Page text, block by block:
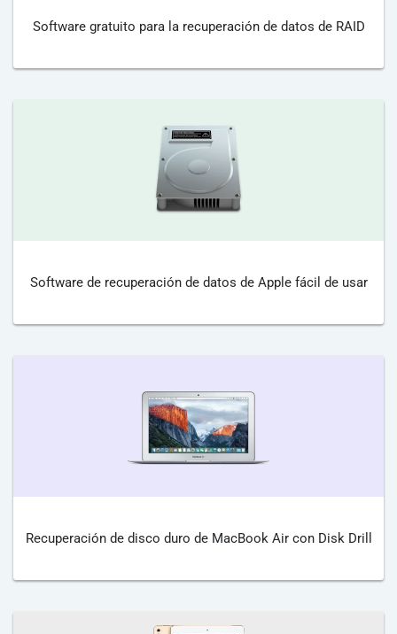
Software gratuito para la recuperación de datos de RAID
Software de recuperación de datos de Apple fácil de usar
Recuperación de disco duro de MacBook Air con Disk Drill